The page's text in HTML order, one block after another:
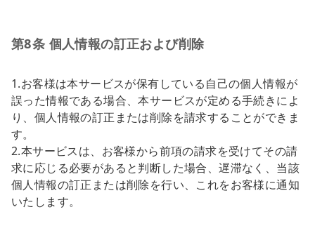
第8条 個人情報の訂正および削除
1.お客様は本サービスが保有している自己の個人情報が
誤った情報である場合、本サービスが定める手続きによ
り、個人情報の訂正または削除を請求することができま
す。
2.本サービスは、お客様から前項の請求を受けてその請
求に応じる必要があると判断した場合、遅滞なく、当該
個人情報の訂正または削除を行い、これをお客様に通知
いたします。